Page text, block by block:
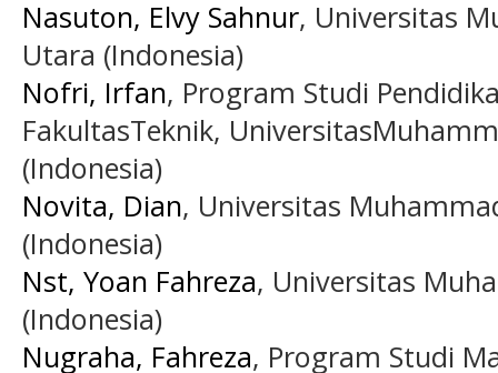
Nasuton, Elvy Sahnur, Universitas
Utara (Indonesia)
Nofri, Irfan, Program Studi
FakultasTeknik,
(Indonesia)
Novita, Dian, Universitas
(Indonesia)
Nst, Yoan Fahreza, Universitas
(Indonesia)
Nugraha, Fahreza, Program Studi